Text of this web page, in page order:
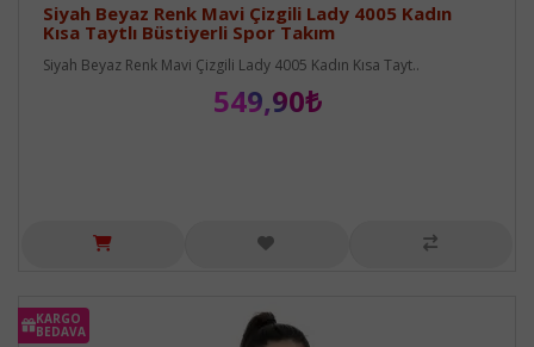
Siyah Beyaz Renk Mavi Çizgili Lady 4005 Kadın
Kısa Taytlı Büstiyerli Spor Takım
Siyah Beyaz Renk Mavi Çizgili Lady 4005 Kadın Kısa Tayt..
549,90₺
KARGO
BEDAVA